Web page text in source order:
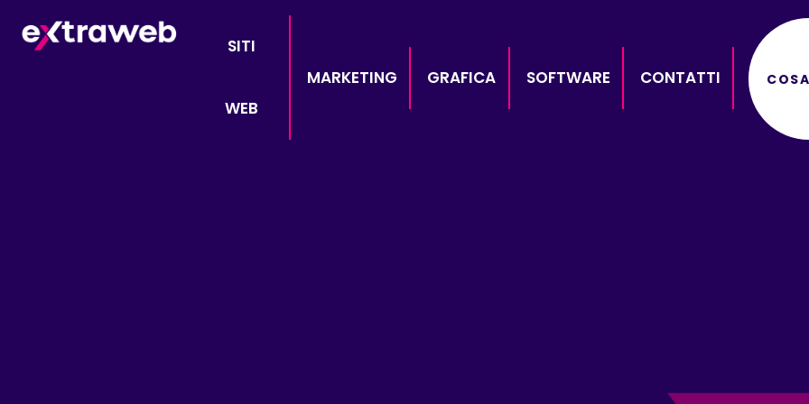
SITI
WEB
MARKETING GRAFICA SOFTWARE CONTATTI